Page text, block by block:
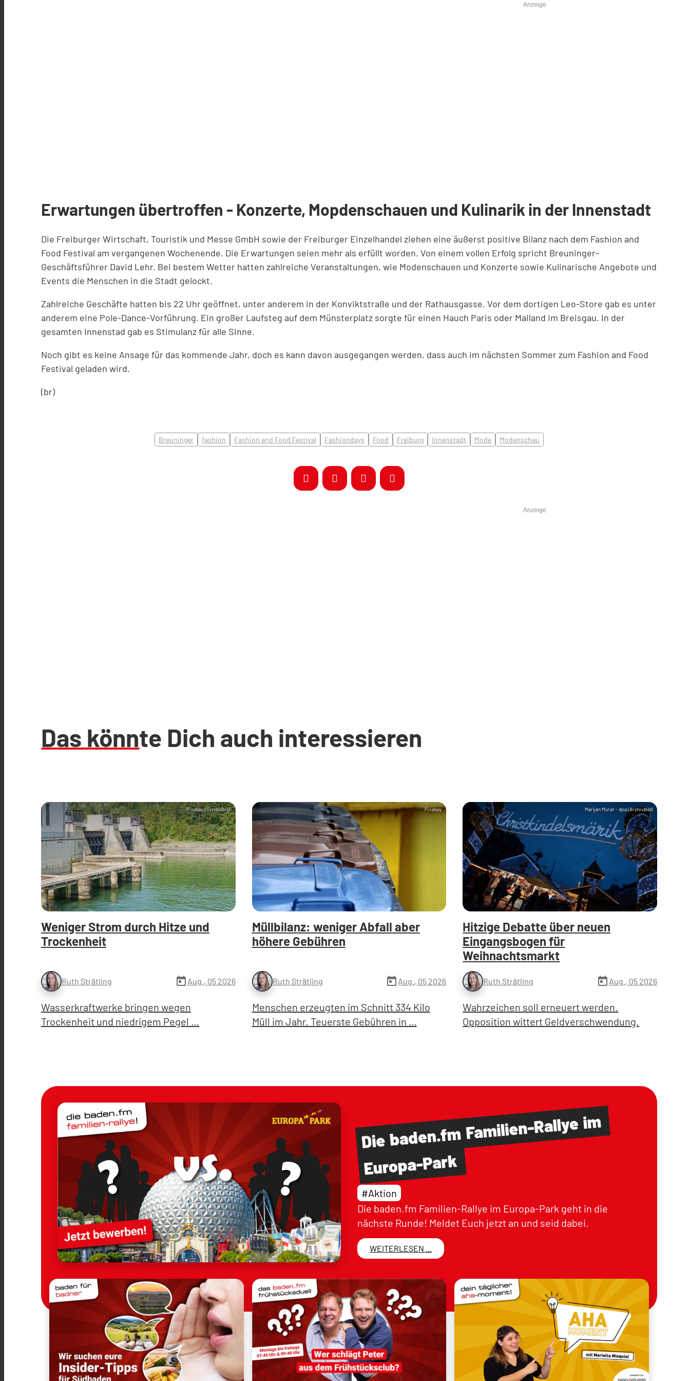
Anzeige
Erwartungen übertroffen - Konzerte, Mopdenschauen und Kulinarik in der Innenstadt
Die Freiburger Wirtschaft, Touristik und Messe GmbH sowie der Freiburger Einzelhandel ziehen eine äußerst positive Bilanz nach dem Fashion and
Food Festival am vergangenen Wochenende. Die Erwartungen seien mehr als erfüllt worden. Von einem vollen Erfolg spricht Breuninger-
Geschäftsführer David Lehr. Bei bestem Wetter hatten zahlreiche Veranstaltungen, wie Modenschauen und Konzerte sowie Kulinarische Angebote und
Events die Menschen in die Stadt gelockt.
Zahlreiche Geschäfte hatten bis 22 Uhr geöffnet, unter anderem in der Konviktstraße und der Rathausgasse. Vor dem dortigen Leo-Store gab es unter
anderem eine Pole-Dance-Vorführung. Ein großer Laufsteg auf dem Münsterplatz sorgte für einen Hauch Paris oder Mailand im Breisgau. In der
gesamten Innenstad gab es Stimulanz für alle Sinne.
Noch gibt es keine Ansage für das kommende Jahr, doch es kann davon ausgegangen werden, dass auch im nächsten Sommer zum Fashion and Food
Festival geladen wird.
(br)
Breuninger fashion Fashion and Food Festival Fashiondays Food Freiburg Innenstadt Mode Modenschau
Anzeige
Das könnte Dich auch interessieren
Pixabay (Symbolbild)
Weniger Strom durch Hitze und
Trockenheit
Ruth Strätling today Aug., 05 2026
Wasserkraftwerke bringen wegen
Trockenheit und niedrigem Pegel …
Pixabay
Müllbilanz: weniger Abfall aber
höhere Gebühren
Ruth Strätling todayAug., 05 2026
Menschen erzeugten im Schnitt 334 Kilo
Müll im Jahr. Teuerste Gebühren in …
Marijan Murat - dpa (Archivbild)
Hitzige Debatte über neuen
Eingangsbogen für
Weihnachtsmarkt
Ruth Strätling today Aug., 05 2026
Wahrzeichen soll erneuert werden.
Opposition wittert Geldverschwendung.
Die baden.fmFamilien-Rallyeim
Europa-Park
#Aktion
Die baden.fm Familien-Rallye im Europa-Park geht in die
nächste Runde! Meldet Euch jetzt an und seid dabei.
WEITERLESEN ...